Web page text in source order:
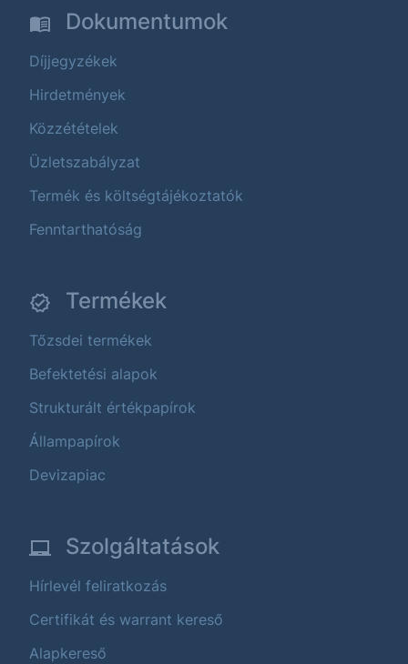
Dokumentumok
Díjjegyzékek
Hirdetmények
Közzétételek
Üzletszabályzat
Termék és költségtájékoztatók
Fenntarthatóság
Termékek
Tőzsdei termékek
Befektetési alapok
Strukturált értékpapírok
Állampapírok
Devizapiac
Szolgáltatások
Hírlevél feliratkozás
Certifikát és warrant kereső
Alapkereső